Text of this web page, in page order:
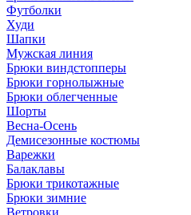
Футболки
Худи
Шапки
Мужская линия
Брюки виндстопперы
Брюки горнолыжные
Брюки облегченные
Шорты
Весна-Осень
Демисезонные костюмы
Варежки
Балаклавы
Брюки трикотажные
Брюки зимние
Ветровки